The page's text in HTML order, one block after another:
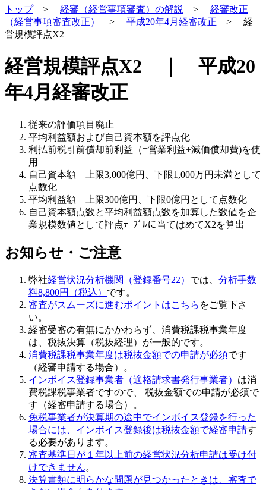
トップ> 経審（経営事項審査）の解説 > 経審改正
（経営事項審査改正）
> 平成20年4月経審改正 > 経
営規模評点X2
経営規模評点X2 ｜ 平成20
年4月経審改正
従来の評価項目廃止
平均利益額および自己資本額を評点化
利払前税引前償却前利益（=営業利益+減価償却費)を使
用
自己資本額 上限3,000億円、下限1,000万円未満として
点数化
平均利益額 上限300億円、下限0億円として点数化
自己資本額点数と平均利益額点数を加算した数値を企
業規模数値として評点ﾃｰﾌﾞﾙに当てはめてX2を算出
お知らせ・ご注意
弊社経営状況分析機関（登録番号22） では、 分析手数
料8,800円（税込） です。
審査がスムーズに進むポイントはこちら をご覧下さ
い。
経審受審の有無にかかわらず、 消費税課税事業年度
は、税抜決算（税抜経理）が一般的です。
消費税課税事業年度は税抜金額での申請が必須です
（経審申請する場合）。
インボイス登録事業者（適格請求書発行事業者） は消
費税課税事業者ですので、 税抜金額での申請が必須で
す（経審申請する場合）。
免税事業者が決算期の途中でインボイス登録を行った
場合には、インボイス登録後は税抜金額で経審申請す
る必要があります。
審査基準日が１年以上前の経営状況分析申請は受け付
けできません。
決算書類に明らかな問題が見つかったときは、審査で